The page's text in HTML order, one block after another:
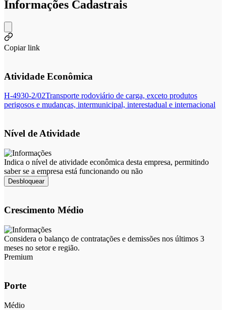
Informações Cadastrais
Copiar link
Atividade Econômica
H-4930-2/02Transporte rodoviário de carga, exceto produtos
perigosos e mudanças, intermunicipal, interestadual e internacional
Nível de Atividade
Indica o nível de atividade econômica desta empresa, permitindo
saber se a empresa está funcionando ou não
Desbloquear
Crescimento Médio
Considera o balanço de contratações e demissões nos últimos 3
meses no setor e região.
Premium
Porte
Médio